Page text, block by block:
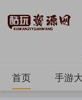
首页 手游